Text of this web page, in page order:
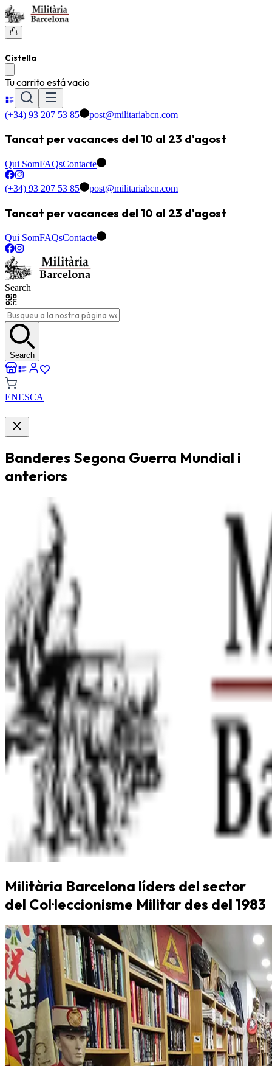
Cistella
Tu carrito está vacio
(+34) 93 207 53 85 post@militariabcn.com
Tancat per vacances del 10 al 23 d'agost
Qui SomFAQsContacte
(+34) 93 207 53 85 post@militariabcn.com
Tancat per vacances del 10 al 23 d'agost
Qui SomFAQsContacte
Search
Search
ENESCA
Banderes Segona Guerra Mundial i
anteriors
Militària Barcelona líders del sector
del Col·leccionisme Militar des del 1983